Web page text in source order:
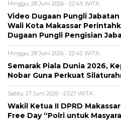
Minggu, 28 Juni 2026 - 22:45 WITA
Video Dugaan Pungli
Wali Kota Makassar
Dugaan Pungli Pengisian
Minggu, 28 Juni 2026 - 22:42 WITA
Semarak Piala Dunia 2026,
Nobar Guna Perkuat
Sabtu, 27 Juni 2026 - 23:27 WITA
Wakil Ketua II DPRD
Free Day “Polri untuk